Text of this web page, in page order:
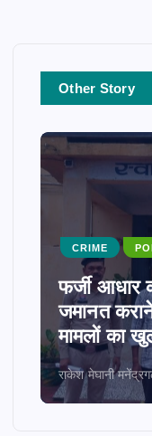
Other Story
CRIME
फर्जी आधार
जमानत
मामलों का
राकेश मेघानी